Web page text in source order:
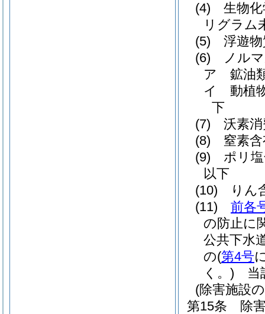
(4)
生物
リグラム
(5)
浮遊
(6)
ノル
ア
鉱油
イ
動植
下
(7)
沃素
(8)
窒素
(9)
ポリ
以下
(10)
りん
(11)
前各
の防止に
公共下水
の(第4号
く。) 当
(除害施設
第15条
除